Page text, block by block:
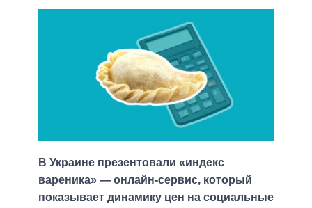
В Украине презентовали «индекс
вареника» — онлайн-сервис, который
показывает динамику цен на социальные